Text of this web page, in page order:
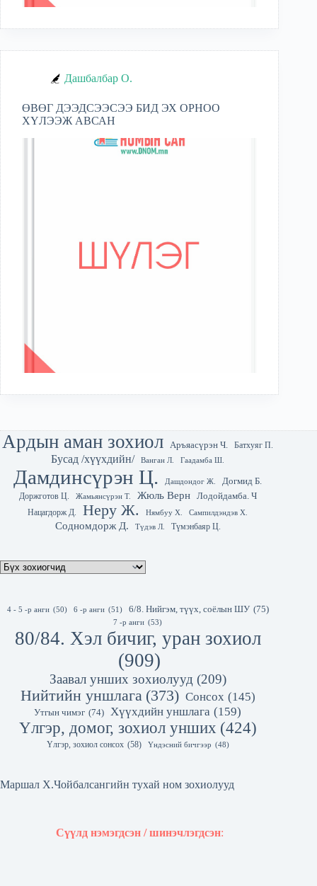
Дашбалбар О.
ӨВӨГ ДЭЭДСЭЭСЭЭ БИД ЭХ ОРНОО
ХҮЛЭЭЖ АВСАН
Ардын аман зохиол Аръяасүрэн Ч. Батхуяг П.
Бусад /хүүхдийн/ Ванган Л. Гаадамба Ш.
Дамдинсүрэн Ц. Дашдондог Ж.
Догмид Б.
Доржготов Ц.
Жамьянсүрэн Т. Жюль Верн Лодойдамба. Ч
Нацагдорж Д. Неру Ж. Нямбуу Х. Сампилдэндэв Х.
Содномдорж Д. Түдэв Л. Түмэнбаяр Ц.
4 - 5 -р анги (50) 6 -р анги (51) 6/8. Нийгэм, түүх, соёлын ШУ (75)
7 -р анги (53)
80/84. Хэл бичиг, уран зохиол
(909)
Заавал унших зохиолууд (209)
Нийтийн уншлага (373) Сонсох (145)
Утгын чимэг (74) Хүүхдийн уншлага (159)
Үлгэр, домог, зохиол унших (424)
Үлгэр, зохиол сонсох (58) Үндэсний бичгээр (48)
Маршал Х.Чойбалсангийн тухай ном зохиолууд
Сүүлд нэмэгдсэн / шинэчлэгдсэн: